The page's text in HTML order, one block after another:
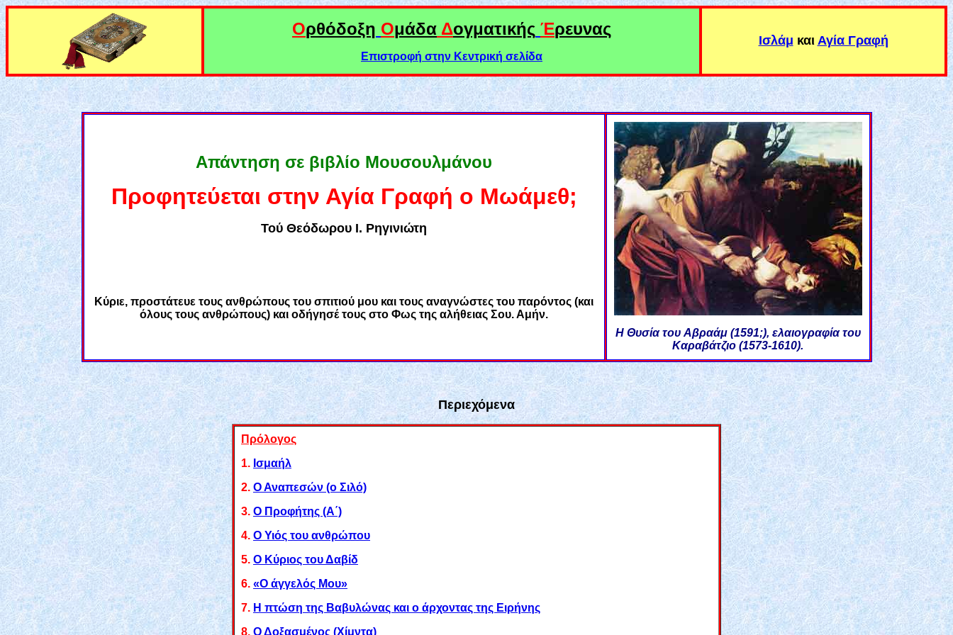
Ορθόδοξη Ομάδα Δογματικής Έρευνας
Επιστροφή στην Κεντρική σελίδα
Ισλάμ και Αγία Γραφή
Απάντηση σε βιβλίο Μουσουλμάνου
Προφητεύεται στην Αγία Γραφή ο Μωάμεθ;
Τού Θεόδωρου Ι. Ρηγινιώτη
Κύριε, προστάτευε τους ανθρώπους του σπιτιού μου και τους αναγνώστες του παρόντος (και
όλους τους ανθρώπους) και οδήγησέ τους στο Φως της αλήθειας Σου. Αμήν.
H Θυσία του Aβραάμ (1591;), ελαιογραφία του
Kαραβάτζιο (1573-1610).
Περιεχόμενα
Πρόλογος
1. Ισμαήλ
2. Ο Αναπεσών (ο Σιλό)
3. Ο Προφήτης (Α΄)
4. Ο Υιός του ανθρώπου
5. Ο Κύριος του Δαβίδ
6. «Ο άγγελός Μου»
7. Η πτώση της Βαβυλώνας και ο άρχοντας της Ειρήνης
8. Ο Δοξασμένος (Χίμντα)